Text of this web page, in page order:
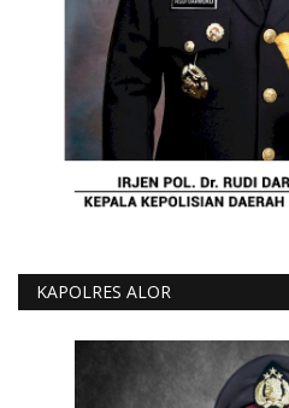
KAPOLRES ALOR